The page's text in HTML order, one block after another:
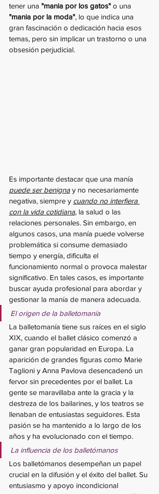
tener una "mania por los gatos" o una
"mania por la moda", lo que indica una
gran fascinación o dedicación hacia esos
temas, pero sin implicar un trastorno o una
obsesión perjudicial.
Es importante destacar que una manía
puede ser benigna y no necesariamente
negativa, siempre y cuando no interfiera
con la vida cotidiana, la salud o las
relaciones personales. Sin embargo, en
algunos casos, una manía puede volverse
problemática si consume demasiado
tiempo y energía, dificulta el
funcionamiento normal o provoca malestar
significativo. En tales casos, es importante
buscar ayuda profesional para abordar y
gestionar la manía de manera adecuada.
El origen de la balletomanía
La balletomanía tiene sus raíces en el siglo
XIX, cuando el ballet clásico comenzó a
ganar gran popularidad en Europa. La
aparición de grandes figuras como Marie
Taglioni y Anna Pavlova desencadenó un
fervor sin precedentes por el ballet. La
gente se maravillaba ante la gracia y la
destreza de los bailarines, y los teatros se
llenaban de entusiastas seguidores. Esta
pasión se ha mantenido a lo largo de los
años y ha evolucionado con el tiempo.
La influencia de los balletómanos
Los balletómanos desempeñan un papel
crucial en la difusión y el éxito del ballet. Su
entusiasmo y apoyo incondicional